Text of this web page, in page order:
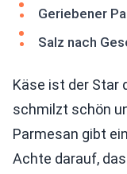
Geriebener
Salz nach
Käse ist der Star
schmilzt schön
Parmesan gibt
Achte darauf,